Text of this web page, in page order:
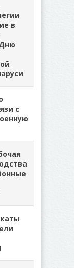
в
с